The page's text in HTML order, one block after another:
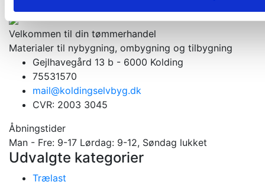
Velkommen til din tømmerhandel
Materialer til nybygning, ombygning og tilbygning
Gejlhavegård 13 b - 6000 Kolding
75531570
mail@koldingselvbyg.dk
CVR: 2003 3045
Åbningstider
Man - Fre: 9-17 Lørdag: 9-12, Søndag lukket
Udvalgte kategorier
Trælast